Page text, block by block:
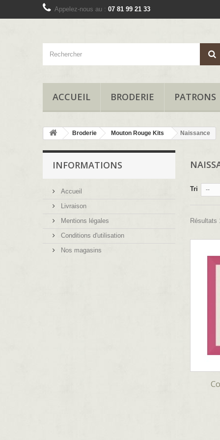
Appelez-nous au : 07 81 99 21 33
ACCUEIL BRODERIE PATRONS
Broderie Mouton Rouge Kits Naissance
INFORMATIONS
Accueil
Livraison
Mentions légales
Conditions d'utilisation
Nos magasins
Tri --
Résultats